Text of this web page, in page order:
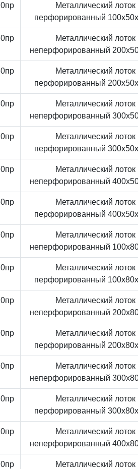
Металлический лоток
перфорированный
Металлический лоток
неперфорированный
Металлический лоток
перфорированный
Металлический лоток
неперфорированный
Металлический лоток
перфорированный
Металлический лоток
неперфорированный
Металлический лоток
перфорированный
Металлический лоток
неперфорированный
Металлический лоток
перфорированный
Металлический лоток
неперфорированный
Металлический лоток
перфорированный
Металлический лоток
неперфорированный
Металлический лоток
перфорированный
Металлический лоток
неперфорированный
Металлический лоток